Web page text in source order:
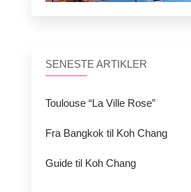
SENESTE ARTIKLER
Toulouse “La Ville Rose”
Fra Bangkok til Koh Chang
Guide til Koh Chang